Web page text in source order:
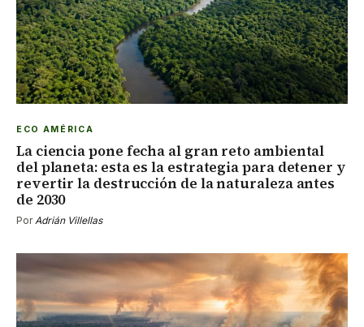
ECO AMÉRICA
La ciencia pone fecha al gran reto ambiental
del planeta: esta es la estrategia para detener y
revertir la destrucción de la naturaleza antes
de 2030
Por Adrián Villellas